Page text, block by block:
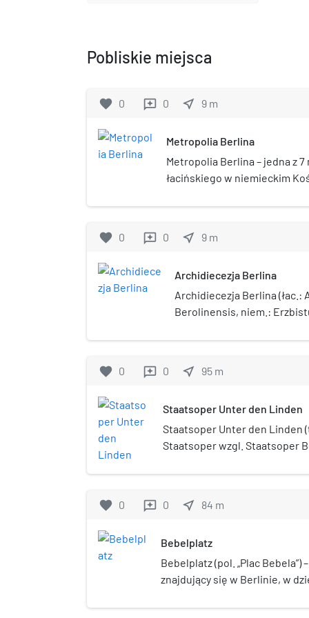
Pobliskie miejsca
favorite 0 reviews 0 near_me 9 m
Metropolia Berlina
Metropolia Berlina – jedna z
łacińskiego w niemieckim
favorite 0 reviews 0 near_me 9 m
Archidiecezja Berlina
Archidiecezja Berlina (łac.:
Berolinensis, niem.:
Jadwigi w Berlinie.
wschodniej części kraju –
favorite 0 reviews 0 near_me 95 m
Staatsoper Unter den Linden
Staatsoper Unter den Linden
Staatsoper wzgl. Staatsoper
głównej historycznej ulicy
favorite 0 reviews 0 near_me 84 m
Bebelplatz
Bebelplatz (pol. „Plac Bebela”)
znajdujący się w Berlinie, w
am Opernhaus, zaś w latach